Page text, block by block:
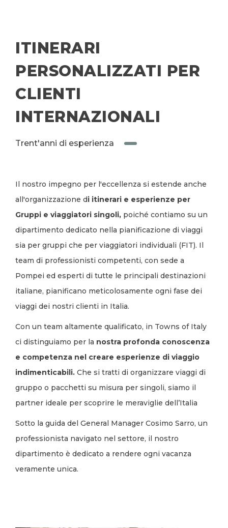
ITINERARI
PERSONALIZZATI PER
CLIENTI
INTERNAZIONALI
Trent'anni di esperienza
Il nostro impegno per l'eccellenza si estende anche
all'organizzazione di itinerari e esperienze per
Gruppi e viaggiatori singoli, poiché contiamo su un
dipartimento dedicato nella pianificazione di viaggi
sia per gruppi che per viaggiatori individuali (FIT). Il
team di professionisti competenti, con sede a
Pompei ed esperti di tutte le principali destinazioni
italiane, pianificano meticolosamente ogni fase dei
viaggi dei nostri clienti in Italia.
Con un team altamente qualificato, in Towns of Italy
ci distinguiamo per la nostra profonda conoscenza
e competenza nel creare esperienze di viaggio
indimenticabili. Che si tratti di organizzare viaggi di
gruppo o pacchetti su misura per singoli, siamo il
partner ideale per scoprire le meraviglie dell’Italia
Sotto la guida del General Manager Cosimo Sarro, un
professionista navigato nel settore, il nostro
dipartimento è dedicato a rendere ogni vacanza
veramente unica.